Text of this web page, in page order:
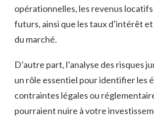
opérationnelles, les revenus
futurs, ⁢ainsi que les‌ taux d’intérêt
du marché.
D’autre part, l’analyse des ⁣risques
un rôle essentiel pour identifier les​
contraintes légales ou
pourraient nuire⁢ à votre